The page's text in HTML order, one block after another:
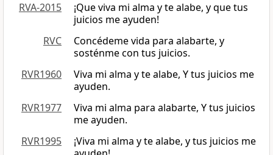
RVA-2015
¡Que viva mi alma y te alabe, y que tus
juicios me ayuden!
RVC
Concédeme vida para alabarte, y
sosténme con tus juicios.
RVR1960
Viva mi alma y te alabe, Y tus juicios me
ayuden.
RVR1977
Viva mi alma para alabarte, Y tus juicios
me ayuden.
RVR1995
¡Viva mi alma y te alabe, y tus juicios me